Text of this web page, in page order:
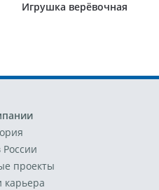
Игрушка верёвочная
России
проекты
карьера